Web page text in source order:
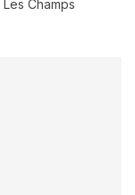
Les Champs